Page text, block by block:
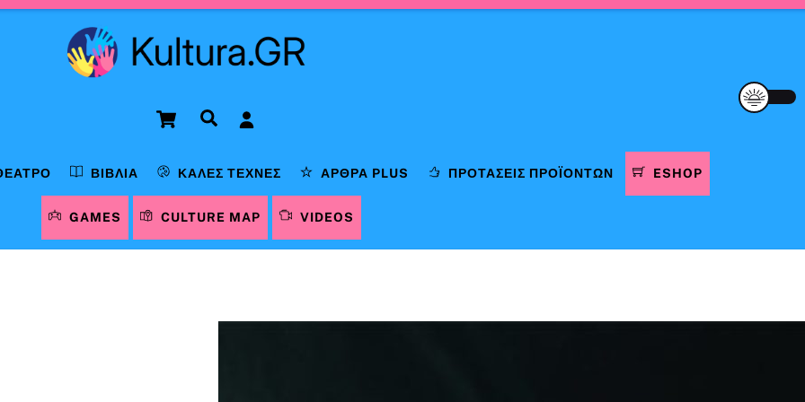
Cart Αναζήτηση
ΒΙΒΛΊΑ ΚΑΛΈΣ ΤΈΧΝΕΣ ΆΡΘΡΑ PLUS ΠΡΟΤΆΣΕΙΣ ΠΡΟΪΌΝΤΩΝ ESHOP
GAMES CULTURE MAP VIDEOS